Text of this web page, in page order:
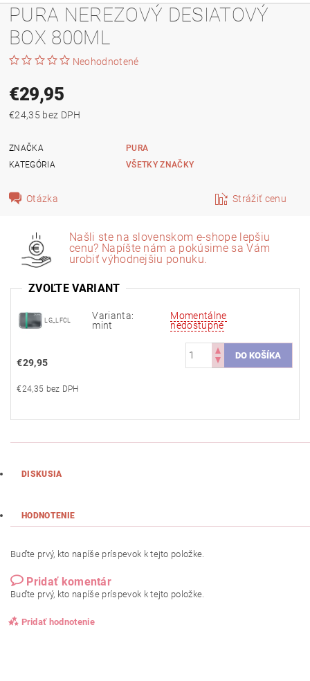
PURA NEREZOVÝ DESIATOVÝ
BOX 800ML
Neohodnotené
€29,95
€24,35 bez DPH
ZNAČKA
PURA
KATEGÓRIA
VŠETKY ZNAČKY
Otázka Strážiť cenu
Našli ste na slovenskom e-shope lepšiu
cenu? Napíšte nám a pokúsime sa Vám
urobiť výhodnejšiu ponuku.
ZVOĽTE VARIANT
LG_LFCL
Varianta:
mint
Momentálne
nedostupné
€29,95
€24,35 bez DPH
DISKUSIA
HODNOTENIE
Buďte prvý, kto napíše príspevok k tejto položke.
Pridať komentár
Buďte prvý, kto napíše príspevok k tejto položke.
Pridať hodnotenie